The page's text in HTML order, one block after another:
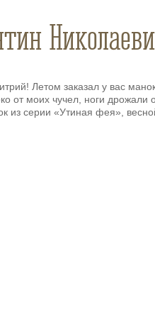
Летом заказал у вас
от моих чучел, ноги
из серии «Утиная фея»,